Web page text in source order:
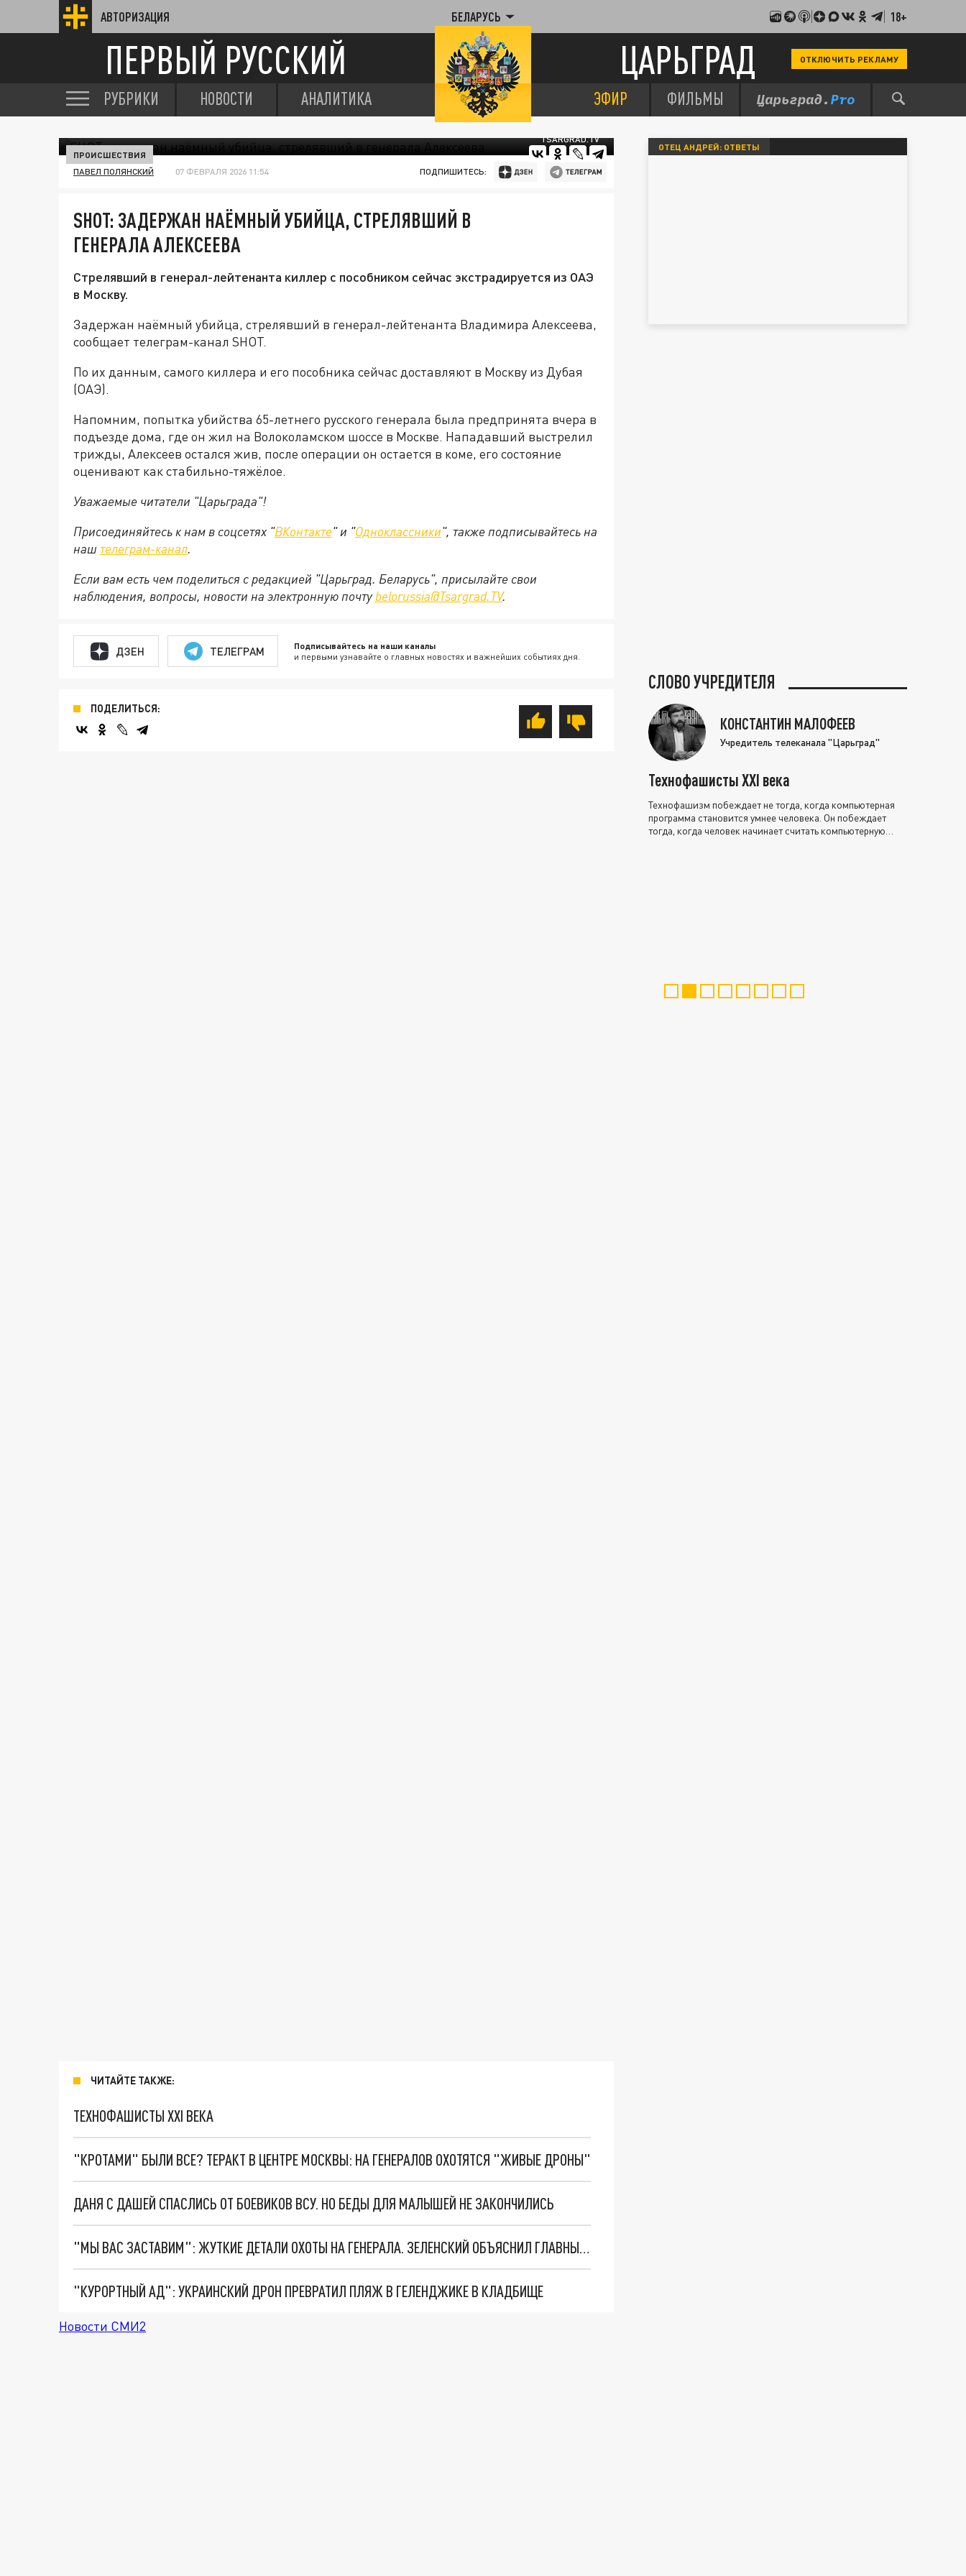
АВТОРИЗАЦИЯ БЕЛАРУСЬ 18+
ПЕРВЫЙ РУССКИЙ ЦАРЬГРАД ОТКЛЮЧИТЬ РЕКЛАМУ
РУБРИКИ НОВОСТИ АНАЛИТИКА ЭФИР ФИЛЬМЫ
TSARGRAD.TV
ПРОИСШЕСТВИЯ
ПАВЕЛ ПОЛЯНСКИЙ 07 ФЕВРАЛЯ 2026 11:54 ПОДПИШИТЕСЬ:
SHOT: ЗАДЕРЖАН НАЁМНЫЙ УБИЙЦА, СТРЕЛЯВШИЙ В
ГЕНЕРАЛА АЛЕКСЕЕВА
Стрелявший в генерал-лейтенанта киллер с пособником сейчас экстрадируется из ОАЭ
в Москву.
Задержан наёмный убийца, стрелявший в генерал-лейтенанта Владимира Алексеева,
сообщает телеграм-канал SHOT.
По их данным, самого киллера и его пособника сейчас доставляют в Москву из Дубая
(ОАЭ).
Напомним, попытка убийства 65-летнего русского генерала была предпринята вчера в
подъезде дома, где он жил на Волоколамском шоссе в Москве. Нападавший выстрелил
трижды, Алексеев остался жив, после операции он остается в коме, его состояние
оценивают как стабильно-тяжёлое.
Уважаемые читатели "Царьграда"!
Присоединяйтесь к нам в соцсетях "ВКонтакте" и "Одноклассники", также подписывайтесь на
наш телеграм-канал.
Если вам есть чем поделиться с редакцией "Царьград. Беларусь", присылайте свои
наблюдения, вопросы, новости на электронную почту belorussia@Tsargrad.TV.
ДЗЕН ТЕЛЕГРАМ Подписывайтесь на наши каналы
и первыми узнавайте о главных новостях и важнейших событиях дня.
ПОДЕЛИТЬСЯ:
ЧИТАЙТЕ ТАКЖЕ:
ТЕХНОФАШИСТЫ XXI ВЕКА
"КРОТАМИ" БЫЛИ ВСЕ? ТЕРАКТ В ЦЕНТРЕ МОСКВЫ: НА ГЕНЕРАЛОВ ОХОТЯТСЯ "ЖИВЫЕ ДРОНЫ"
ДАНЯ С ДАШЕЙ СПАСЛИСЬ ОТ БОЕВИКОВ ВСУ. НО БЕДЫ ДЛЯ МАЛЫШЕЙ НЕ ЗАКОНЧИЛИСЬ
"МЫ ВАС ЗАСТАВИМ": ЖУТКИЕ ДЕТАЛИ ОХОТЫ НА ГЕНЕРАЛА. ЗЕЛЕНСКИЙ ОБЪЯСНИЛ ГЛАВНЫЙ СМЫСЛ ТЕРАКТА В ЦЕНТРЕ МОСКВЫ
"КУРОРТНЫЙ АД": УКРАИНСКИЙ ДРОН ПРЕВРАТИЛ ПЛЯЖ В ГЕЛЕНДЖИКЕ В КЛАДБИЩЕ
Новости СМИ2
ОТЕЦ АНДРЕЙ: ОТВЕТЫ
СЛОВО УЧРЕДИТЕЛЯ
КОНСТАНТИН МАЛОФЕЕВ
Учредитель телеканала "Царьград"
Технофашисты XXI века
Технофашизм побеждает не тогда, когда компьютерная
программа становится умнее человека. Он побеждает
тогда, когда человек начинает считать компьютерную